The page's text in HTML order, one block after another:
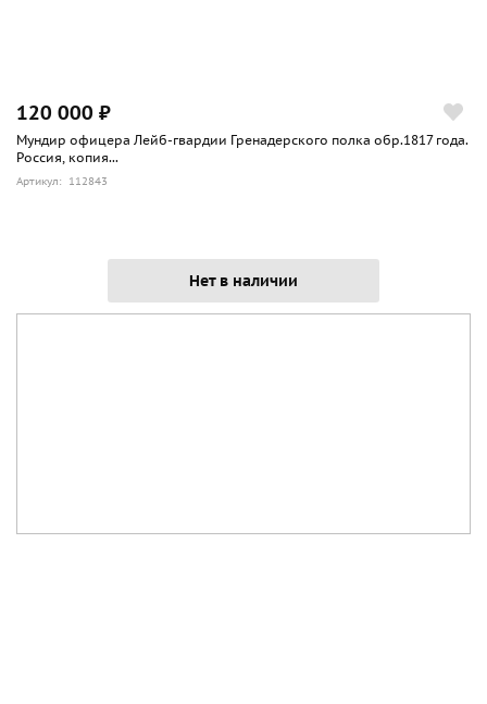
120 000 ₽
Мундир офицера Лейб-гвардии Гренадерского полка обр.1817 года.
Россия, копия...
Артикул: 112843
Нет в наличии